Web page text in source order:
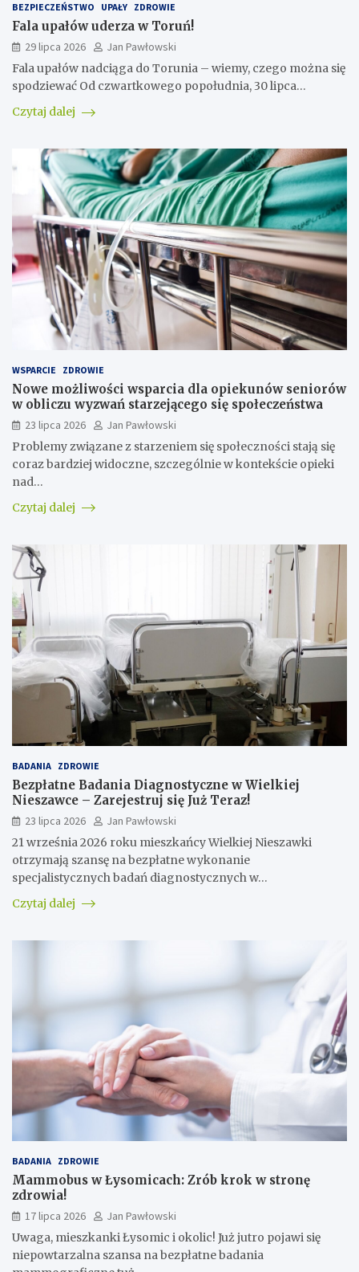
BEZPIECZEŃSTWO UPAŁY ZDROWIE
Fala upałów uderza w Toruń!
29 lipca 2026
Jan Pawłowski
Fala upałów nadciąga do Torunia – wiemy, czego można się
spodziewać Od czwartkowego popołudnia, 30 lipca…
Czytaj dalej
WSPARCIE ZDROWIE
Nowe możliwości wsparcia dla opiekunów seniorów
w obliczu wyzwań starzejącego się społeczeństwa
23 lipca 2026
Jan Pawłowski
Problemy związane z starzeniem się społeczności stają się
coraz bardziej widoczne, szczególnie w kontekście opieki
nad…
Czytaj dalej
BADANIA ZDROWIE
Bezpłatne Badania Diagnostyczne w Wielkiej
Nieszawce – Zarejestruj się Już Teraz!
23 lipca 2026
Jan Pawłowski
21 września 2026 roku mieszkańcy Wielkiej Nieszawki
otrzymają szansę na bezpłatne wykonanie
specjalistycznych badań diagnostycznych w…
Czytaj dalej
BADANIA ZDROWIE
Mammobus w Łysomicach: Zrób krok w stronę
zdrowia!
17 lipca 2026
Jan Pawłowski
Uwaga, mieszkanki Łysomic i okolic! Już jutro pojawi się
niepowtarzalna szansa na bezpłatne badania